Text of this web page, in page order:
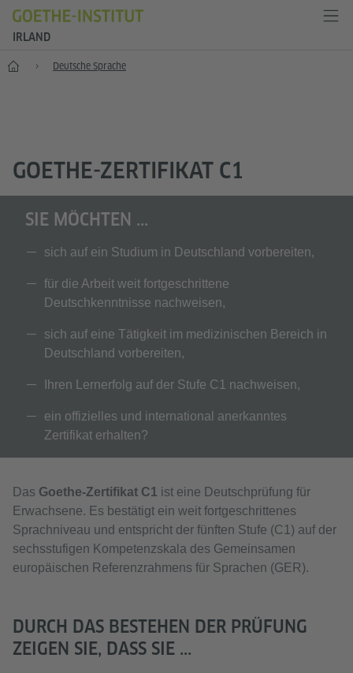
IRLAND
Start Deutsche Sprache
GOETHE-ZERTIFIKAT C1
SIE MÖCHTEN ...
sich auf ein Studium in Deutschland vorbereiten,
für die Arbeit weit fortgeschrittene
Deutschkenntnisse nachweisen,
sich auf eine Tätigkeit im medizinischen Bereich in
Deutschland vorbereiten,
Ihren Lernerfolg auf der Stufe C1 nachweisen,
ein offizielles und international anerkanntes
Zertifikat erhalten?
Das Goethe-Zertifikat C1 ist eine Deutschprüfung für
Erwachsene. Es bestätigt ein weit fortgeschrittenes
Sprachniveau und entspricht der fünften Stufe (C1) auf der
sechsstufigen Kompetenzskala des Gemeinsamen
europäischen Referenzrahmens für Sprachen (GER).
DURCH DAS BESTEHEN DER PRÜFUNG
ZEIGEN SIE, DASS SIE ...